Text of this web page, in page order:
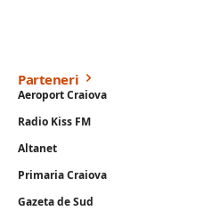
Parteneri
Aeroport Craiova
Radio Kiss FM
Altanet
Primaria Craiova
Gazeta de Sud